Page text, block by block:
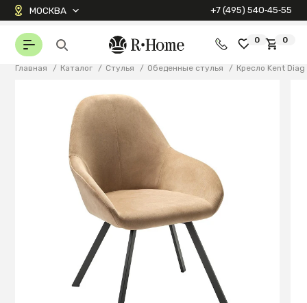
МОСКВА +7 (495) 540‑45‑55
0 0
Главная / Каталог / Стулья / Обеденные стулья / Кресло Kent